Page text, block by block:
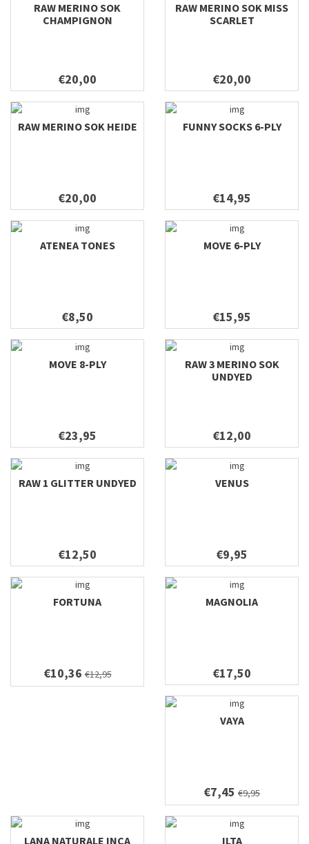
RAW MERINO SOK
CHAMPIGNON
€20,00
RAW MERINO SOK MISS
SCARLET
€20,00
RAW MERINO SOK HEIDE
€20,00
FUNNY SOCKS 6-PLY
€14,95
ATENEA TONES
€8,50
MOVE 6-PLY
€15,95
MOVE 8-PLY
€23,95
RAW 3 MERINO SOK
UNDYED
€12,00
RAW 1 GLITTER UNDYED
€12,50
VENUS
€9,95
FORTUNA
€10,36 €12,95
MAGNOLIA
€17,50
VAYA
€7,45 €9,95
LANA NATURALE INCA ILTA